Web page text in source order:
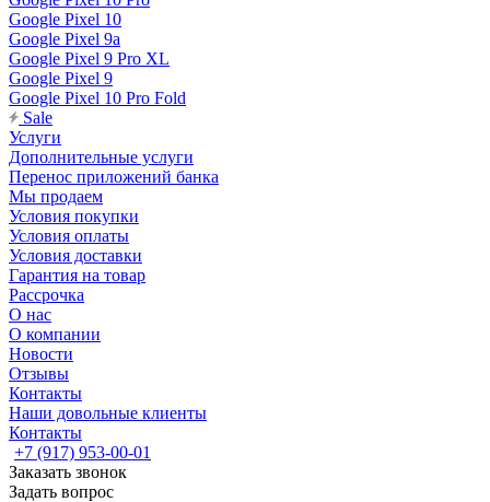
Google Pixel 10
Google Pixel 9a
Google Pixel 9 Pro XL
Google Pixel 9
Google Pixel 10 Pro Fold
Sale
Услуги
Дополнительные услуги
Перенос приложений банка
Мы продаем
Условия покупки
Условия оплаты
Условия доставки
Гарантия на товар
Рассрочка
О нас
О компании
Новости
Отзывы
Контакты
Наши довольные клиенты
Контакты
+7 (917) 953-00-01
Заказать звонок
Задать вопрос